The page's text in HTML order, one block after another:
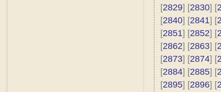
[2829] [2830] [
[2840] [2841] [
[2851] [2852] [
[2862] [2863] [
[2873] [2874] [
[2884] [2885] [
[2895] [2896] [